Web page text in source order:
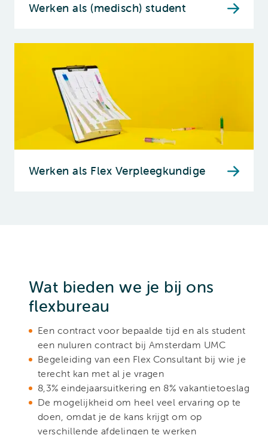
Werken als (medisch) student
Werken als Flex Verpleegkundige
Wat bieden we je bij ons
flexbureau
Een contract voor bepaalde tijd en als student
een nuluren contract bij Amsterdam UMC
Begeleiding van een Flex Consultant bij wie je
terecht kan met al je vragen
8,3% eindejaarsuitkering en 8% vakantietoeslag
De mogelijkheid om heel veel ervaring op te
doen, omdat je de kans krijgt om op
verschillende afdelingen te werken